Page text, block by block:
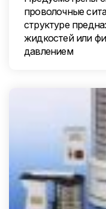
проволочные
структуре
жидкостей или
давлением